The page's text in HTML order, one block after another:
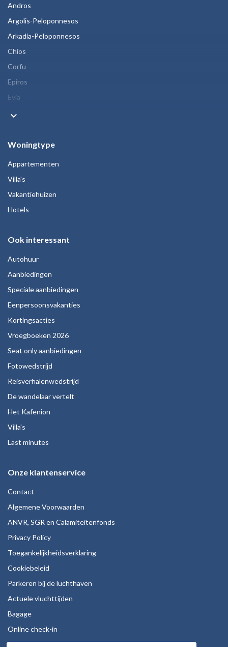
Andros
Argolis-Peloponnesos
Arkadia-Peloponnesos
Chios
Corfu
Epiros
Evia
keyboard_arrow_down
Woningtype
Appartementen
Villa's
Vakantiehuizen
Hotels
Ook interessant
Autohuur
Aanbiedingen
Speciale aanbiedingen
Eenpersoonsvakanties
Kortingsacties
Vroegboeken 2026
Seat only aanbiedingen
Fotowedstrijd
Reisverhalenwedstrijd
De wandelaar vertelt
Het Kafenion
Villa's
Last minutes
Onze klantenservice
Contact
Algemene Voorwaarden
ANVR, SGR en Calamiteitenfonds
Privacy Policy
Toegankelijkheidsverklaring
Cookiebeleid
Parkeren bij de luchthaven
Actuele vluchttijden
Bagage
Online check-in
Stoelreservering